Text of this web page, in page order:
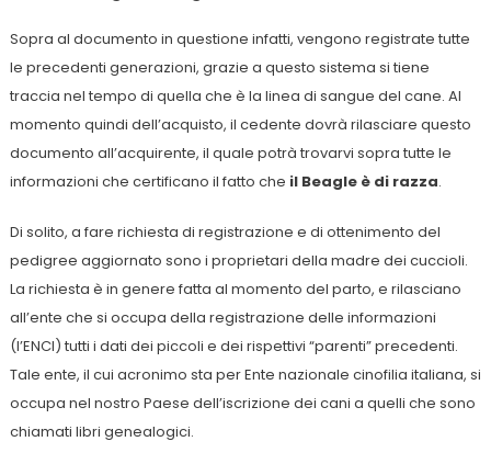
Sopra al documento in questione infatti, vengono registrate tutte
le precedenti generazioni, grazie a questo sistema si tiene
traccia nel tempo di quella che è la linea di sangue del cane. Al
momento quindi dell’acquisto, il cedente dovrà rilasciare questo
documento all’acquirente, il quale potrà trovarvi sopra tutte le
informazioni che certificano il fatto che il Beagle è di razza.
Di solito, a fare richiesta di registrazione e di ottenimento del
pedigree aggiornato sono i proprietari della madre dei cuccioli.
La richiesta è in genere fatta al momento del parto, e rilasciano
all’ente che si occupa della registrazione delle informazioni
(l’ENCI) tutti i dati dei piccoli e dei rispettivi “parenti” precedenti.
Tale ente, il cui acronimo sta per Ente nazionale cinofilia italiana, si
occupa nel nostro Paese dell’iscrizione dei cani a quelli che sono
chiamati libri genealogici.